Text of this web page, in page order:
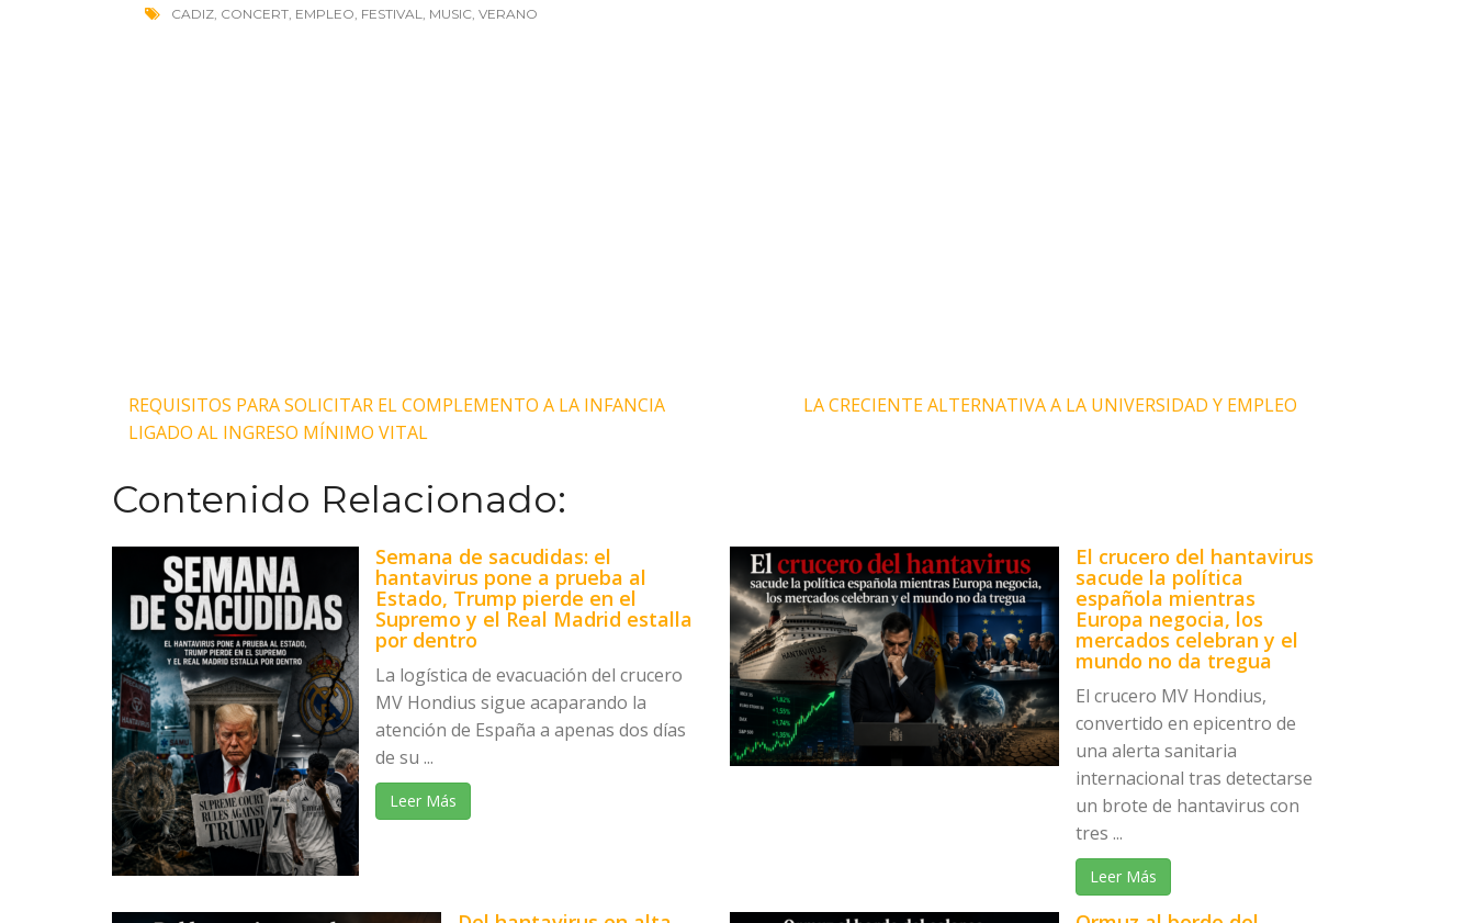
CADIZ, CONCERT, EMPLEO, FESTIVAL, MUSIC, VERANO
Navegación
entradas
REQUISITOS PARA SOLICITAR EL COMPLEMENTO A LA INFANCIA
LIGADO AL INGRESO MÍNIMO VITAL
LA CRECIENTE ALTERNATIVA A LA UNIVERSIDAD Y EMPLEO
Contenido Relacionado:
Semana de sacudidas: el
hantavirus pone a prueba al
Estado, Trump pierde en el
Supremo y el Real Madrid estalla
por dentro
La logística de evacuación del crucero
MV Hondius sigue acaparando la
atención de España a apenas dos días
de su ...
Leer Más
El crucero del hantavirus
sacude la política
española mientras
Europa negocia, los
mercados celebran y el
mundo no da tregua
El crucero MV Hondius,
convertido en epicentro de
una alerta sanitaria
internacional tras detectarse
un brote de hantavirus con
tres ...
Leer Más